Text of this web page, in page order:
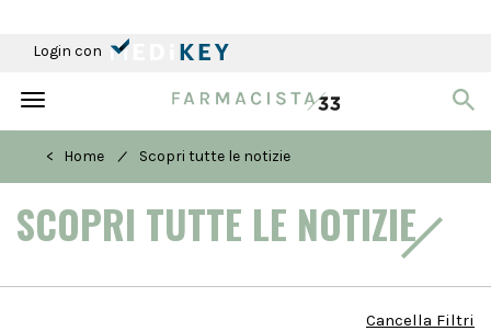
Login con
Toggle
< Home
/ Scopri tutte le notizie
SCOPRI TUTTE LE NOTIZIE
Cancella Filtri